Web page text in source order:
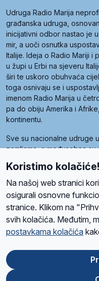
Udruga Radio Marija
građanska udruga,
inicijativni odbor nastao je
mir, a uoči osnutka
Italije. Ideja o Radio Mariji i
u župi u Erbi na sjeveru
širi te uskoro obuhvaća
toga osnivaju se i
imenom Radio Marija u
pa do obiju Amerika i
kontinentu.
Sve su nacionalne udruge
zemljama, a međusobna
Radio Maria). Svjetsku
kojima je i hrvatska Udruga
O namaRadio Program
Ova stranica je
Koristimo kolačiće!
Na našoj web stranici
osigurali osnovne
stranice. Klikom na
svih kolačića. Međutim,
postavkama kolačića